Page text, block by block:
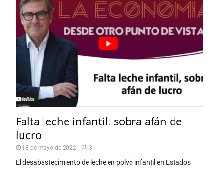
Falta leche infantil, sobra afán de
lucro
18 de mayo de 2022 3
El desabastecimiento de leche en polvo infantil en Estados